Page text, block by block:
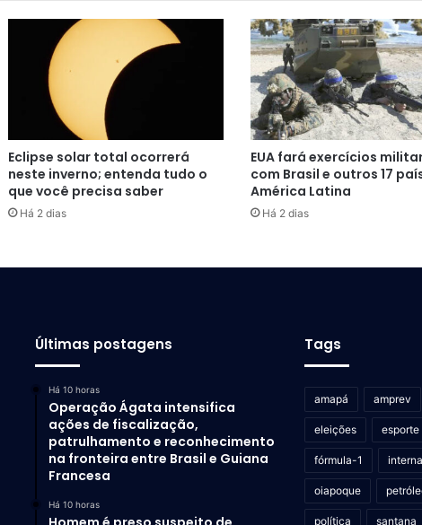
Eclipse solar total ocorrerá
neste inverno; entenda tudo o
que você precisa saber
Há 2 dias
EUA fará exercícios
com Brasil e outros 17
América Latina
Há 2 dias
Últimas postagens
Há 10 horas
Operação Ágata intensifica
ações de fiscalização,
patrulhamento e reconhecimento
na fronteira entre Brasil e Guiana
Francesa
Há 10 horas
Tags
amapá amprev
eleições esporte
fórmula-1
oiapoque
política santana